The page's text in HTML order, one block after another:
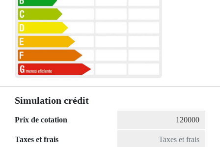
Simulation crédit
Prix de cotation
Taxes et frais